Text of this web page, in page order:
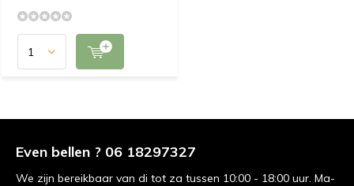
Even bellen ? 06 18297327
We zijn bereikbaar van di tot za tussen 10:00 - 18:00 uur. Ma-